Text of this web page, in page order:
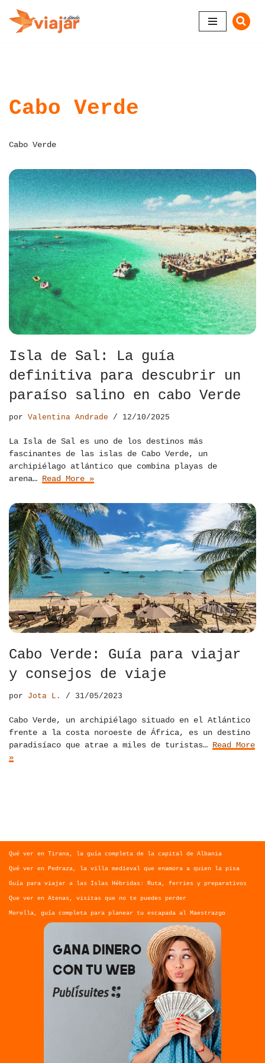
Saltar
Cabo Verde
Cabo Verde
Isla de Sal: La guía
definitiva para descubrir un
paraíso salino en cabo Verde
por Valentina Andrade 12/10/2025
La Isla de Sal es uno de los destinos más
fascinantes de las islas de Cabo Verde, un
archipiélago atlántico que combina playas de
arena… Read More »
Cabo Verde: Guía para viajar
y consejos de viaje
por Jota L. 31/05/2023
Cabo Verde, un archipiélago situado en el Atlántico
frente a la costa noroeste de África, es un destino
paradisíaco que atrae a miles de turistas… Read More
»
Qué ver en Tirana, la guía completa de la capital de Albania
Qué ver en Pedraza, la villa medieval que enamora a quien la pisa
Guía para viajar a las Islas Hébridas: Ruta, ferries y preparativos
Que ver en Atenas, visitas que no te puedes perder
Morella, guía completa para planear tu escapada al Maestrazgo